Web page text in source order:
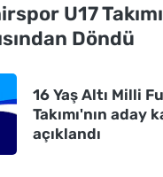
U17
Döndü
16 Yaş Altı Milli
Takımı'nın aday
açıklandı